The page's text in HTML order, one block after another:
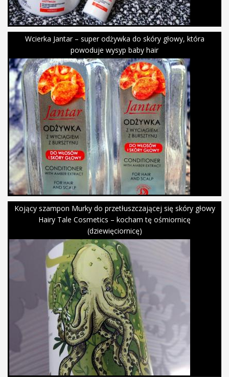
Wcierka Jantar – super odżywka do skóry głowy, która
powoduje wysyp baby hair
Kojący szampon Murky do przetłuszczającej się skóry głowy
Hairy Tale Cosmetics – kocham tę ośmiornicę
(dziewięciornicę)